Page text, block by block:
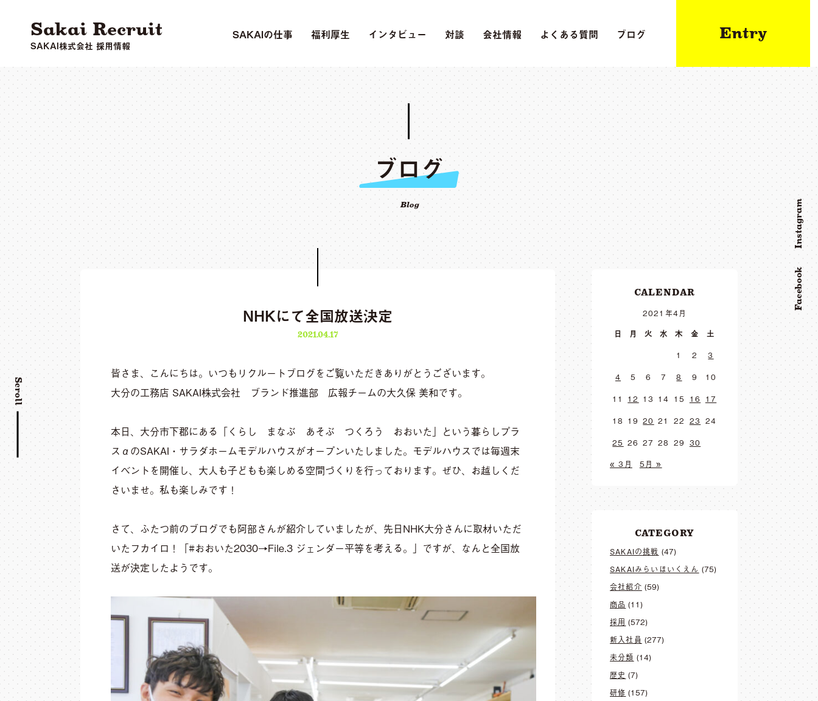
Sakai Recruit
SAKAI株式会社 採用情報
SAKAIの仕事 福利厚生 インタビュー 対談 会社情報 よくある質問 ブログ Entry
ブログ
Blog
NHKにて全国放送決定
2021.04.17
皆さま、こんにちは。いつもリクルートブログをご覧いただきありがとうございます。
大分の工務店 SAKAI株式会社 ブランド推進部 広報チームの大久保 美和です。
本日、大分市下郡にある「くらし まなぶ あそぶ つくろう おおいた」という暮らしプラ
スαのSAKAI・サラダホームモデルハウスがオープンいたしました。モデルハウスでは毎週末
イベントを開催し、大人も子どもも楽しめる空間づくりを行っております。ぜひ、お越しくだ
さいませ。私も楽しみです！
さて、ふたつ前のブログでも阿部さんが紹介していましたが、先日NHK大分さんに取材いただ
いたフカイロ！「#おおいた2030→File.3 ジェンダー平等を考える。」ですが、なんと全国放
送が決定したようです。
CALENDAR
2021年4月
日
月 火 水 木 金
土
1
2
3
4
5 6 7 8 9
10
11
12 13 14 15 16
17
18 19 20 21 22 23 24
25 26 27 28 29 30
« 3月
5月 »
CATEGORY
SAKAIの挑戦 (47)
SAKAIみらいほいくえん (75)
会社紹介 (59)
商品 (11)
採用 (572)
新入社員 (277)
未分類 (14)
歴史 (7)
研修 (157)
Scroll
Facebook
Instagram